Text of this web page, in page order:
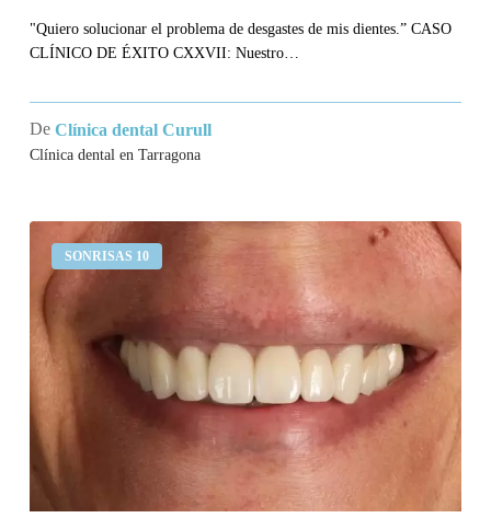
"Quiero solucionar el problema de desgastes de mis dientes.” CASO
CLÍNICO DE ÉXITO CXXVII: Nuestro…
De Clínica dental Curull
Clínica dental en Tarragona
SONRISAS 10
sangran
las
encías
me
gusta
estética